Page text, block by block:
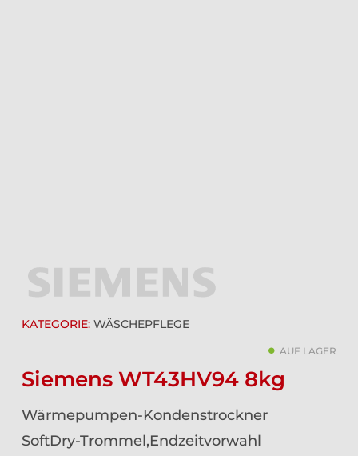
KATEGORIE: WÄSCHEPFLEGE
AUF LAGER
Siemens WT43HV94 8kg
Wärmepumpen-Kondenstrockner
SoftDry-Trommel,Endzeitvorwahl